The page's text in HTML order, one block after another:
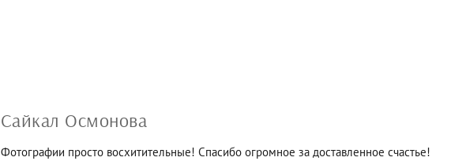
Сайкал Осмонова
Фотографии просто восхитительные! Спасибо огромное за доставленное счастье!